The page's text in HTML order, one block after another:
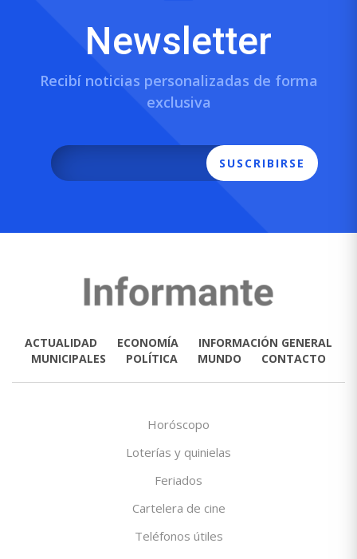
Newsletter
Recibí noticias personalizadas de forma
exclusiva
SUSCRIBIRSE
ACTUALIDAD ECONOMÍA
INFORMACIÓN GENERAL
MUNICIPALES
POLÍTICA MUNDO CONTACTO
Horóscopo
Loterías y quinielas
Feriados
Cartelera de cine
Teléfonos útiles